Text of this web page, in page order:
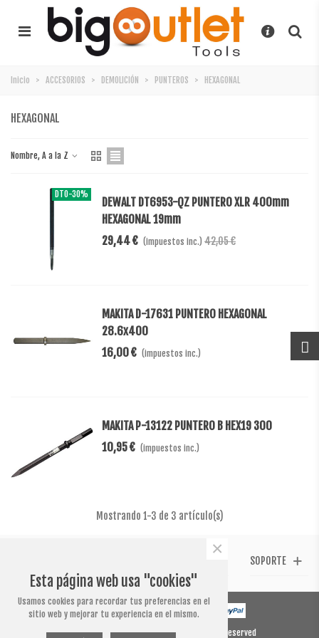
Inicio > ACCESORIOS > DEMOLICIÓN > PUNTEROS > HEXAGONAL
HEXAGONAL
Nombre, A a la Z
DTO-30%
DEWALT DT6953-QZ PUNTERO XLR 400mm
HEXAGONAL 19mm
29,44 € (impuestos inc.) 42,05 €
MAKITA D-17631 PUNTERO HEXAGONAL
28.6x400
16,00 € (impuestos inc.)
MAKITA P-13122 PUNTERO B HEX19 300
10,95 € (impuestos inc.)
Mostrando 1-3 de 3 artículo(s)
SOPORTE
© 2020 Powered by Presta Shop™. All Rights Reserved
Esta página web usa "cookies"
Usamos cookies para recordar tus preferencias en el
sitio web y mejorar tu experiencia en el mismo.
×